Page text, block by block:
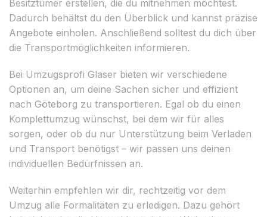
Besitztümer erstellen, die du mitnehmen möchtest.
Dadurch behältst du den Überblick und kannst präzise
Angebote einholen. Anschließend solltest du dich über
die Transportmöglichkeiten informieren.
Bei Umzugsprofi Glaser bieten wir verschiedene
Optionen an, um deine Sachen sicher und effizient
nach Göteborg zu transportieren. Egal ob du einen
Komplettumzug wünschst, bei dem wir für alles
sorgen, oder ob du nur Unterstützung beim Verladen
und Transport benötigst – wir passen uns deinen
individuellen Bedürfnissen an.
Weiterhin empfehlen wir dir, rechtzeitig vor dem
Umzug alle Formalitäten zu erledigen. Dazu gehört